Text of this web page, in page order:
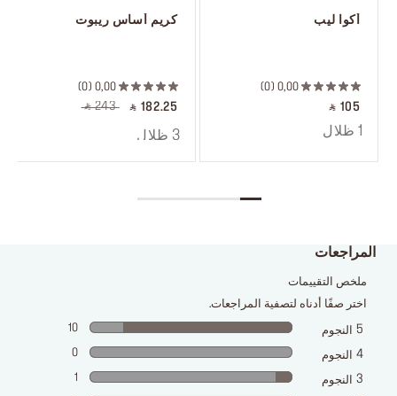
كريم أساس ريبوت
0,00
0
‎ ⃁ 243 ‎ ‎ ⃁ 182.25 ‎
3 ظلال
أكوا ليب
0,00
0
‎ ⃁ 105 ‎
1 ظلال
المراجعات
ملخص التقييمات
اختر صفًا أدناه لتصفية المراجعات.
5 النجوم 10
4 النجوم 0
3 النجوم 1